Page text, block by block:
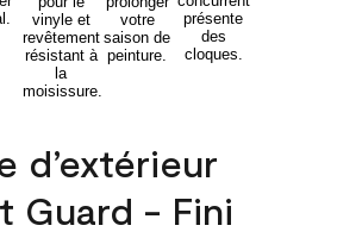
d’extérieur
Guard - Fini